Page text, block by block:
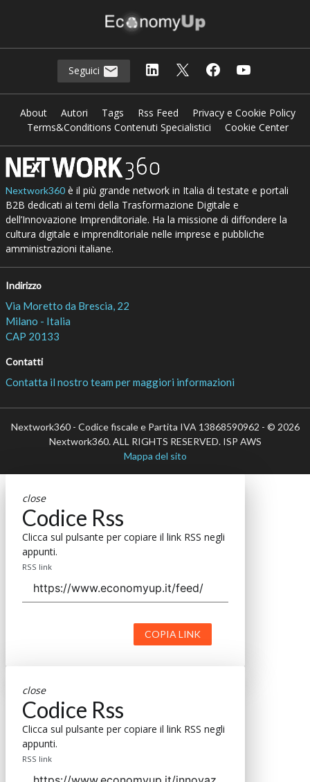
Seguici
About Autori Tags Rss Feed
Privacy e Cookie Policy
Terms&Conditions Contenuti Specialistici
Cookie Center
Nextwork360è il più grande network in Italia di testate e portali
B2B dedicati ai temi della Trasformazione Digitale e
dell’Innovazione Imprenditoriale. Ha la missione di diffondere la
cultura digitale e imprenditoriale nelle imprese e pubbliche
amministrazioni italiane.
Indirizzo
Via Moretto da Brescia, 22
Milano - Italia
CAP 20133
Contatti
Contatta il nostro team per maggiori informazioni
Nextwork360 - Codice fiscale e Partita IVA 13868590962 - © 2026
Nextwork360. ALL RIGHTS RESERVED. ISP AWS
Mappa del sito
close
Codice Rss
Clicca sul pulsante per copiare il link RSS negli
appunti.
RSS link
COPIA LINK
close
Codice Rss
Clicca sul pulsante per copiare il link RSS negli
appunti.
RSS link